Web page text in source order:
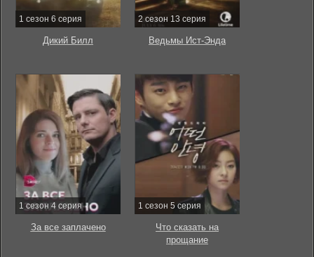
1 сезон 6 серия
Дикий Билл
2 сезон 13 серия
Ведьмы Ист-Энда
1 сезон 4 серия
За все заплачено
1 сезон 5 серия
Что сказать на
прощание